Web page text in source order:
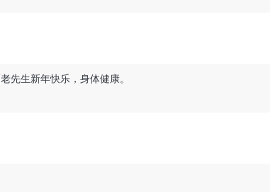
先生新年快乐，身体健康。